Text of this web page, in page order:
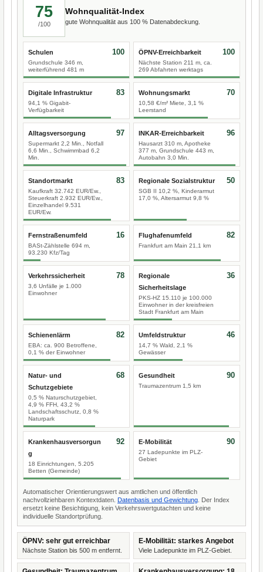
75
/100
Wohnqualität-Index
gute Wohnqualität aus 100 % Datenabdeckung.
Schulen
Grundschule 346 m,
weiterführend 481 m
100 ÖPNV-Erreichbarkeit
Nächste Station 211 m, ca.
269 Abfahrten werktags
100
Digitale Infrastruktur
94,1 % Gigabit-
Verfügbarkeit
83 Wohnungsmarkt
10,58 €/m² Miete, 3,1 %
Leerstand
70
Alltagsversorgung
Supermarkt 2,2 Min., Notfall
6,6 Min., Schwimmbad 6,2
Min.
97 INKAR-Erreichbarkeit
Hausarzt 310 m, Apotheke
377 m, Grundschule 443 m,
Autobahn 3,0 Min.
96
Standortmarkt
Kaufkraft 32.742 EUR/Ew.,
Steuerkraft 2.932 EUR/Ew.,
Einzelhandel 9.531
EUR/Ew.
83 Regionale Sozialstruktur
SGB II 10,2 %, Kinderarmut
17,0 %, Altersarmut 9,8 %
50
Fernstraßenumfeld
BASt-Zählstelle 694 m,
93.230 Kfz/Tag
16 Flughafenumfeld
Frankfurt am Main 21,1 km
82
Verkehrssicherheit
3,6 Unfälle je 1.000
Einwohner
78
Regionale
Sicherheitslage
PKS-HZ 15.110 je 100.000
Einwohner in der kreisfreien
Stadt Frankfurt am Main
36
Schienenlärm
EBA: ca. 900 Betroffene,
0,1 % der Einwohner
82 Umfeldstruktur
14,7 % Wald, 2,1 %
Gewässer
46
Natur- und
Schutzgebiete
0,5 % Naturschutzgebiet,
4,9 % FFH, 43,2 %
Landschaftsschutz, 0,8 %
Naturpark
68 Gesundheit
Traumazentrum 1,5 km
90
Krankenhausversorgun
g
18 Einrichtungen, 5.205
Betten (Gemeinde)
92 E-Mobilität
27 Ladepunkte im PLZ-
Gebiet
90
Automatischer Orientierungswert aus amtlichen und öffentlich
nachvollziehbaren Kontextdaten. Datenbasis und Gewichtung . Der Index
ersetzt keine Besichtigung, kein Verkehrswertgutachten und keine
individuelle Standortprüfung.
ÖPNV: sehr gut erreichbar
Nächste Station bis 500 m entfernt.
E-Mobilität: starkes Angebot
Viele Ladepunkte im PLZ-Gebiet.